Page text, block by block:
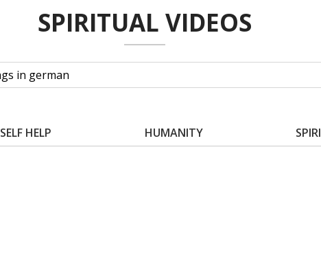
SPIRITUAL VIDEOS
SELF HELP HUMANITY